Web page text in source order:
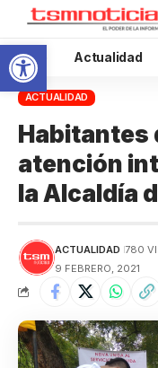
Abrir barra de
Inicio Actualidad
ACTUALIDAD
Habitantes
atención
la Alcaldía
ACTUALIDAD 780
9 FEBRERO, 2021